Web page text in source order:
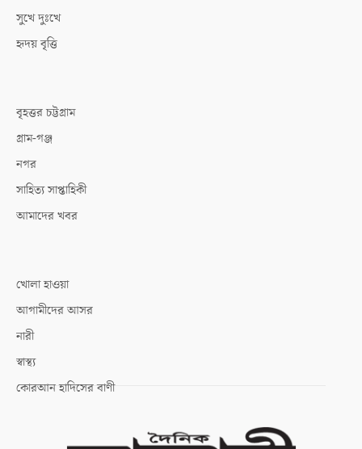
সুখে দুঃখে
হৃদয় বৃত্তি
বৃহত্তর চট্টগ্রাম
গ্রাম-গঞ্জ
নগর
সাহিত্য সাপ্তাহিকী
আমাদের খবর
খোলা হাওয়া
আগামীদের আসর
নারী
স্বাস্থ্য
কোরআন হাদিসের বাণী